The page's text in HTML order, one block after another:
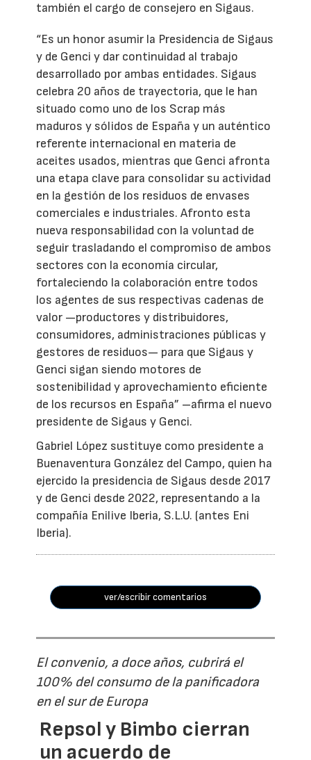
también el cargo de consejero en Sigaus.
“Es un honor asumir la Presidencia de Sigaus
y de Genci y dar continuidad al trabajo
desarrollado por ambas entidades. Sigaus
celebra 20 años de trayectoria, que le han
situado como uno de los Scrap más
maduros y sólidos de España y un auténtico
referente internacional en materia de
aceites usados, mientras que Genci afronta
una etapa clave para consolidar su actividad
en la gestión de los residuos de envases
comerciales e industriales. Afronto esta
nueva responsabilidad con la voluntad de
seguir trasladando el compromiso de ambos
sectores con la economía circular,
fortaleciendo la colaboración entre todos
los agentes de sus respectivas cadenas de
valor —productores y distribuidores,
consumidores, administraciones públicas y
gestores de residuos— para que Sigaus y
Genci sigan siendo motores de
sostenibilidad y aprovechamiento eficiente
de los recursos en España” –afirma el nuevo
presidente de Sigaus y Genci.
Gabriel López sustituye como presidente a
Buenaventura González del Campo, quien ha
ejercido la presidencia de Sigaus desde 2017
y de Genci desde 2022, representando a la
compañía Enilive Iberia, S.L.U. (antes Eni
Iberia).
ver/escribir comentarios
El convenio, a doce años, cubrirá el
100% del consumo de la panificadora
en el sur de Europa
Repsol y Bimbo cierran
un acuerdo de